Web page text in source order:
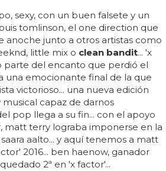
sexy, con un buen falsete y un
tomlinson, el one direction que
anoche junto a otros artistas como
little mix o clean bandit... 'x
parte del encanto que perdió el
una emocionante final de la que
victorioso... una nueva edición
capaz de darnos
pop llega a su fin... con el apoyo
matt terry lograba imponerse en la
aalto... y aquí tenemos a matt
2016... ben haenow, ganador
2ª en 'x factor'...